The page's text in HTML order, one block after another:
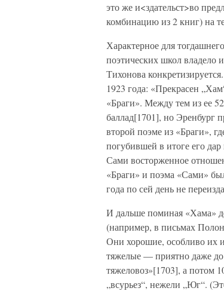
это же и<здательст>во
комбинацию из 2 книг) на
Характерное для
поэтических школ владело
Тихонова
1923 года: «Прекрасен
«Браги». Между тем из ее
баллад[1701], но Эренбург
второй поэме из «Браги»,
погубившей в итоге его
Сами восторженное
«Браги» и поэма «Сами»
года по сей день не
И дальше поминая «Хама»
(например, в письмах
Они хорошие, особливо их
тяжелые — приятно даже
тяжеловоз»[1703], а потом
„всурьез“, нежели „Юг“.